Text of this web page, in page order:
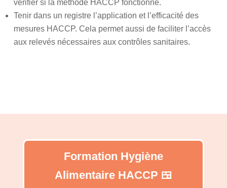
vérifier si la méthode HACCP fonctionne.
Tenir dans un registre l’application et l’efficacité des
mesures HACCP. Cela permet aussi de faciliter l’accès
aux relevés nécessaires aux contrôles sanitaires.
Formation Hygiène
Alimentaire HACCP 🍱